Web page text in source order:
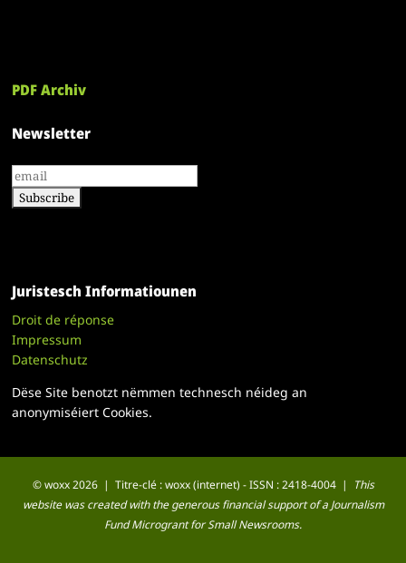
PDF Archiv
Newsletter
Juristesch Informatiounen
Droit de réponse
Impressum
Datenschutz
Dëse Site benotzt nëmmen technesch néideg an
anonymiséiert Cookies.
© woxx 2026 | Titre-clé : woxx (internet) - ISSN : 2418-4004 |
This
website was created with the generous financial support of a Journalism
Fund Microgrant for Small Newsrooms.